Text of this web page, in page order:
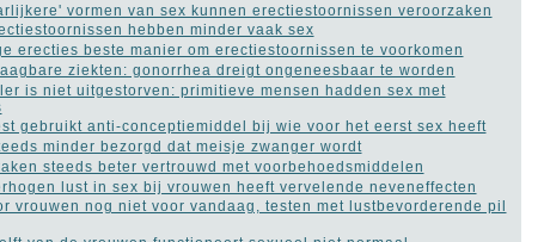
vormen van sex kunnen erectiestoornissen veroorzaken
hebben minder vaak sex
erecties beste manier om erectiestoornissen te voorkomen
ziekten: gonorrhea dreigt ongeneesbaar te worden
is niet uitgestorven: primitieve mensen hadden sex met
gebruikt anti-conceptiemiddel bij wie voor het eerst sex heeft
minder bezorgd dat meisje zwanger wordt
steeds beter vertrouwd met voorbehoedsmiddelen
lust in sex bij vrouwen heeft vervelende neveneffecten
vrouwen nog niet voor vandaag, testen met lustbevorderende pil